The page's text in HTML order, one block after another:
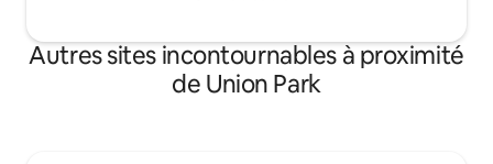
Autres sites incontournables à proximité
de Union Park